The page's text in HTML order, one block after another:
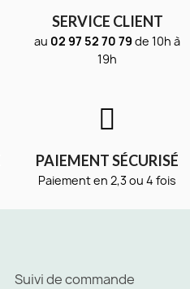
SERVICE CLIENT
au 02 97 52 70 79 de 10h à
19h
PAIEMENT SÉCURISÉ
Paiement en 2,3 ou 4 fois
Suivi de commande